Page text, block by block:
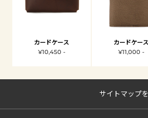
カードケース
¥10,450 -
カードケース
¥11,000 -
サイトマップ